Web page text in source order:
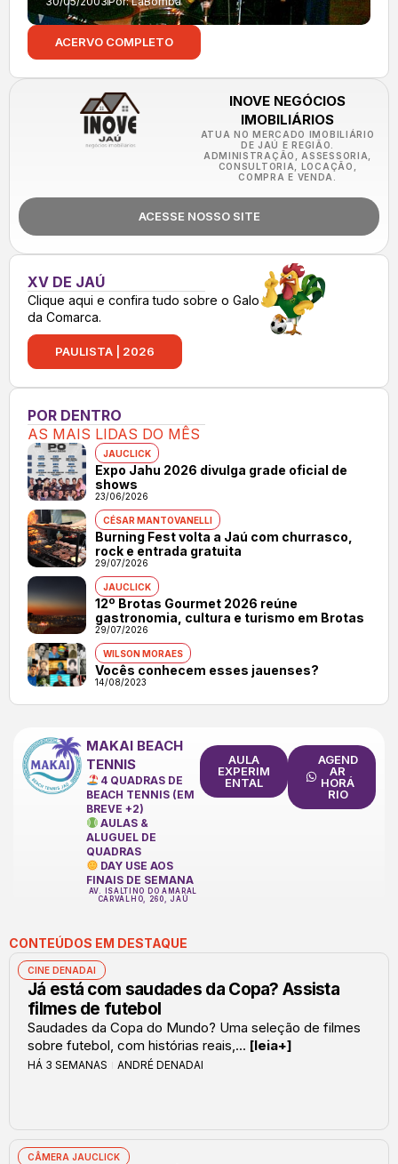
ACERVO COMPLETO
INOVE NEGÓCIOS
IMOBILIÁRIOS
ATUA NO MERCADO IMOBILIÁRIO
DE JAÚ E REGIÃO.
ADMINISTRAÇÃO, ASSESSORIA,
CONSULTORIA, LOCAÇÃO,
COMPRA E VENDA.
ACESSE NOSSO SITE
XV DE JAÚ
Clique aqui e confira tudo sobre o Galo
da Comarca.
PAULISTA | 2026
POR DENTRO
AS MAIS LIDAS DO MÊS
JAUCLICK
Expo Jahu 2026 divulga grade oficial de
shows
23/06/2026
CÉSAR MANTOVANELLI
Burning Fest volta a Jaú com churrasco,
rock e entrada gratuita
29/07/2026
JAUCLICK
12º Brotas Gourmet 2026 reúne
gastronomia, cultura e turismo em Brotas
29/07/2026
WILSON MORAES
Vocês conhecem esses jauenses?
14/08/2023
MAKAI BEACH
TENNIS
4 QUADRAS DE
BEACH TENNIS (EM
BREVE +2)
AULAS &
ALUGUEL DE
QUADRAS
DAY USE AOS
FINAIS DE SEMANA
AV. ISALTINO DO AMARAL
CARVALHO, 260, JAÚ
AULA
EXPERIM
ENTAL
AGEND
AR
HORÁ
RIO
CONTEÚDOS EM DESTAQUE
CINE DENADAI
Já está com saudades da Copa? Assista
filmes de futebol
Saudades da Copa do Mundo? Uma seleção de filmes
sobre futebol, com histórias reais,... [leia+]
HÁ 3 SEMANAS ANDRÉ DENADAI
CÂMERA JAUCLICK